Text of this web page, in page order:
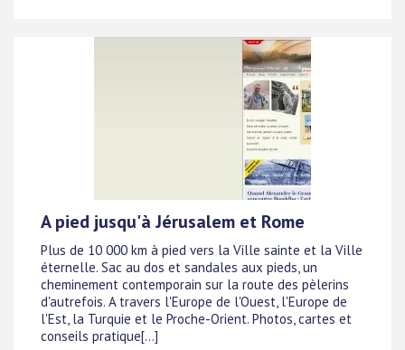
A pied jusqu'à Jérusalem et Rome
Plus de 10 000 km à pied vers la Ville sainte et la Ville
éternelle. Sac au dos et sandales aux pieds, un
cheminement contemporain sur la route des pèlerins
d'autrefois. A travers l'Europe de l'Ouest, l'Europe de
l'Est, la Turquie et le Proche-Orient. Photos, cartes et
conseils pratique[...]